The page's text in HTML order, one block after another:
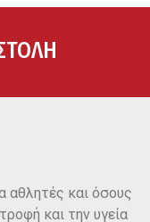
αθλητές και όσους
και την υγεία